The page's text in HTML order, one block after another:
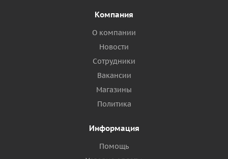
Компания
О компании
Новости
Сотрудники
Вакансии
Магазины
Политика
Информация
Помощь